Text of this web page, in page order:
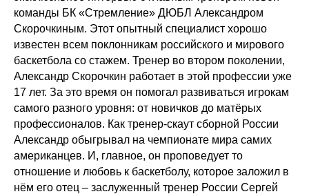
команды БК «Стремление» ДЮБЛ Александром
Скорочкиным. Этот опытный специалист хорошо
известен всем поклонникам российского и мирового
баскетбола со стажем. Тренер во втором поколении,
Александр Скорочкин работает в этой профессии уже
17 лет. За это время он помогал развиваться игрокам
самого разного уровня: от новичков до матёрых
профессионалов. Как тренер-скаут сборной России
Александр обыгрывал на чемпионате мира самих
американцев. И, главное, он проповедует то
отношение и любовь к баскетболу, которое заложил в
нём его отец – заслуженный тренер России Сергей